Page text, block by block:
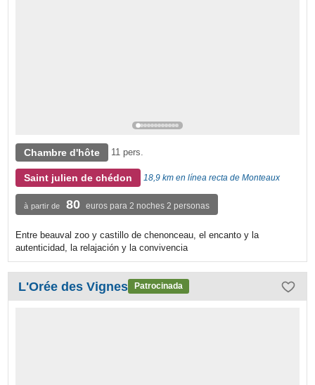
Chambre d'hôte 11 pers.
Saint julien de chédon 18,9 km en línea recta de Monteaux
à partir de 80 euros para 2 noches 2 personas
Entre beauval zoo y castillo de chenonceau, el encanto y la
autenticidad, la relajación y la convivencia
L'Orée des Vignes Patrocinada